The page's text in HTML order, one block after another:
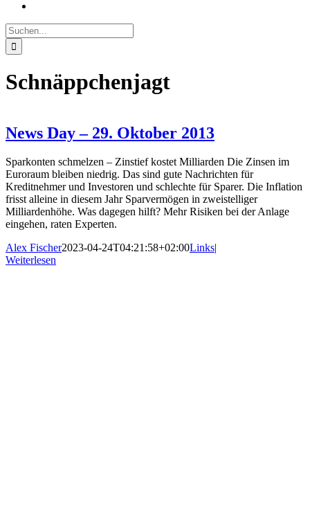
Suche
nach:
Schnäppchenjagt
News Day – 29. Oktober 2013
Sparkonten schmelzen – Zinstief kostet Milliarden Die Zinsen im
Euroraum bleiben niedrig. Das sind gute Nachrichten für
Kreditnehmer und Investoren und schlechte für Sparer. Die Inflation
frisst alleine in diesem Jahr Sparvermögen in zweistelliger
Milliardenhöhe. Was dagegen hilft? Mehr Risiken bei der Anlage
eingehen, raten Experten.
Alex Fischer2023-04-24T04:21:58+02:00Links|
Weiterlesen